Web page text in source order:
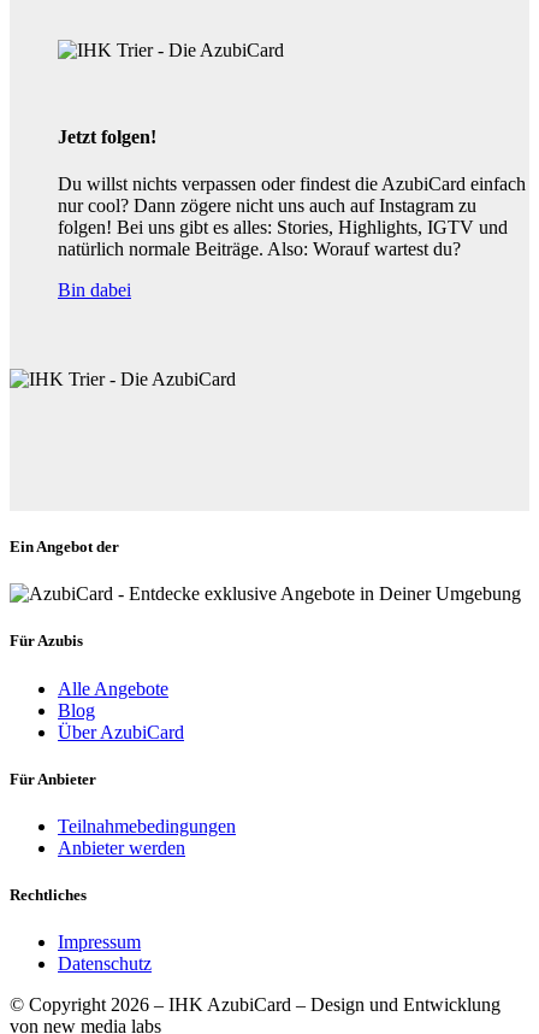
Jetzt folgen!
Du willst nichts verpassen oder findest die AzubiCard einfach
nur cool? Dann zögere nicht uns auch auf Instagram zu
folgen! Bei uns gibt es alles: Stories, Highlights, IGTV und
natürlich normale Beiträge. Also: Worauf wartest du?
Bin dabei
Ein Angebot der
Für Azubis
Alle Angebote
Blog
Über AzubiCard
Für Anbieter
Teilnahmebedingungen
Anbieter werden
Rechtliches
Impressum
Datenschutz
© Copyright 2026 – IHK AzubiCard – Design und Entwicklung
von new media labs